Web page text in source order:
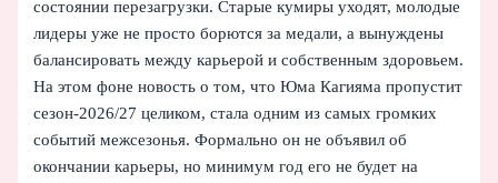
состоянии перезагрузки. Старые кумиры уходят, молодые
лидеры уже не просто борются за медали, а вынуждены
балансировать между карьерой и собственным здоровьем.
На этом фоне новость о том, что Юма Кагияма пропустит
сезон‑2026/27 целиком, стала одним из самых громких
событий межсезонья. Формально он не объявил об
окончании карьеры, но минимум год его не будет на